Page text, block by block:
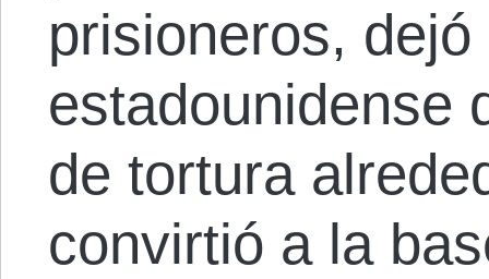
prisioneros,
estadounidense
de tortura
convirtió a la